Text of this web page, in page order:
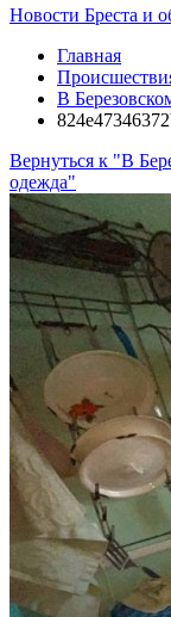
Новости Бреста и
Главная
В
Вернуться к "В
одежда"